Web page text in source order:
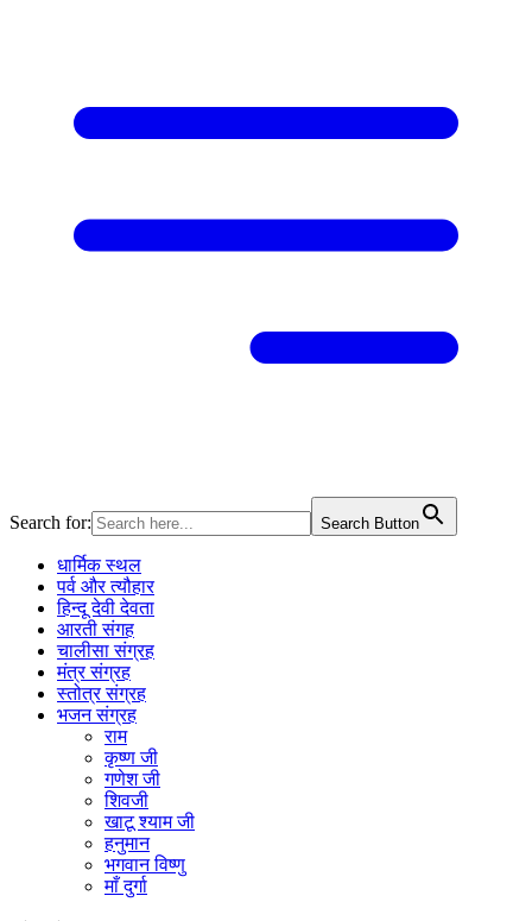
Search for: Search Button
धार्मिक स्थल
पर्व और त्यौहार
हिन्दू देवी देवता
आरती संगह
चालीसा संग्रह
मंत्र संग्रह
स्तोत्र संग्रह
भजन संग्रह
राम
कृष्ण जी
गणेश जी
शिवजी
खाटू श्याम जी
हनुमान
भगवान विष्णु
माँ दुर्गा